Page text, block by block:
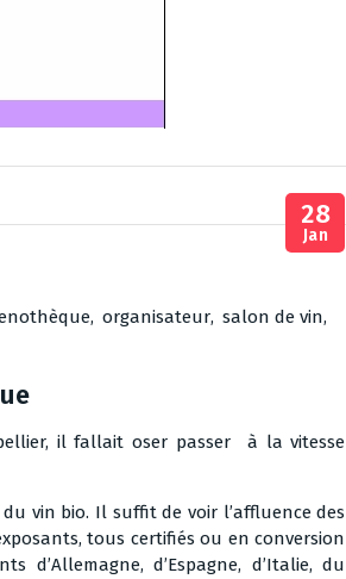
, organisateur, salon de vin,
28
Jan
il fallait oser passer à la vitesse
du vin bio. Il suffit de voir l’affluence des
tous certifiés ou en conversion
d’Allemagne, d’Espagne, d’Italie, du